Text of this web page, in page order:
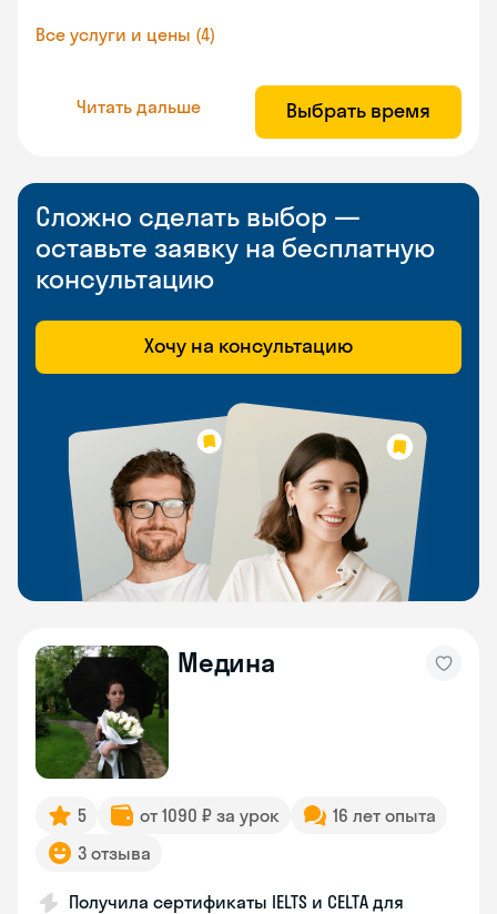
Все услуги и цены (4)
Читать дальше Выбрать время
Сложно сделать выбор —
оставьте заявку на бесплатную
консультацию
Хочу на консультацию
Медина
5 от 1090 ₽ за урок
16 лет опыта
3 отзыва
Получила сертификаты IELTS и CELTA для